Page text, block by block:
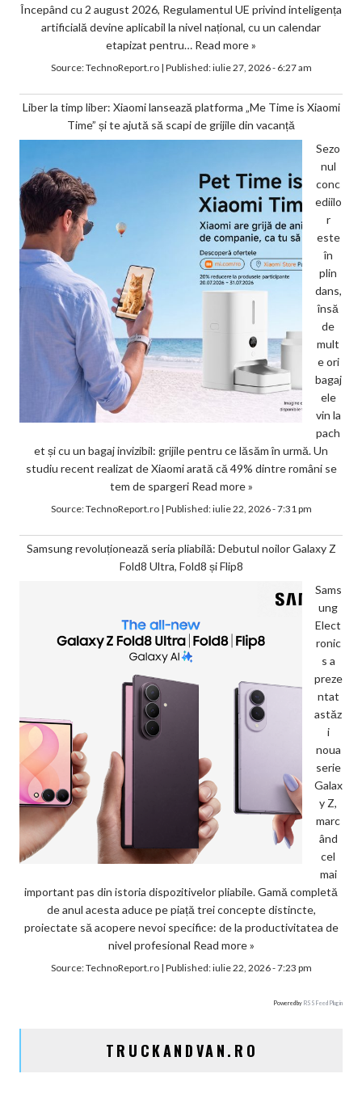
Începând cu 2 august 2026, Regulamentul UE privind inteligența
artificială devine aplicabil la nivel național, cu un calendar
etapizat pentru… Read more »
Source:TechnoReport.ro| Published:iulie 27, 2026 - 6:27 am
Liber la timp liber: Xiaomi lansează platforma „Me Time is Xiaomi
Time” și te ajută să scapi de grijile din vacanță
Sezo
nul
conc
ediilo
r
este
în
plin
dans,
însă
de
mult
e ori
bagaj
ele
vin la
pach
et și cu un bagaj invizibil: grijile pentru ce lăsăm în urmă. Un
studiu recent realizat de Xiaomi arată că 49% dintre români se
tem de spargeri Read more »
Source:TechnoReport.ro| Published:iulie 22, 2026 - 7:31 pm
Samsung revoluționează seria pliabilă: Debutul noilor Galaxy Z
Fold8 Ultra, Fold8 și Flip8
Sams
ung
Elect
ronic
s a
preze
ntat
astăz
i
noua
serie
Galax
y Z,
marc
ând
cel
mai
important pas din istoria dispozitivelor pliabile. Gamă completă
de anul acesta aduce pe piață trei concepte distincte,
proiectate să acopere nevoi specifice: de la productivitatea de
nivel profesional Read more »
Source:TechnoReport.ro| Published:iulie 22, 2026 - 7:23 pm
Powered by RSS Feed Plugin
TRUCKANDVAN.RO